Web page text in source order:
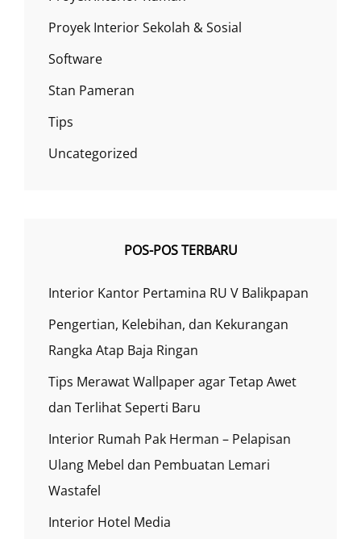
Proyek Interior Sekolah & Sosial
Software
Stan Pameran
Tips
Uncategorized
POS-POS TERBARU
Interior Kantor Pertamina RU V Balikpapan
Pengertian, Kelebihan, dan Kekurangan
Rangka Atap Baja Ringan
Tips Merawat Wallpaper agar Tetap Awet
dan Terlihat Seperti Baru
Interior Rumah Pak Herman – Pelapisan
Ulang Mebel dan Pembuatan Lemari
Wastafel
Interior Hotel Media